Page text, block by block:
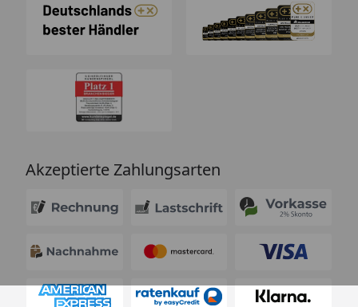
Akzeptierte Zahlungsarten